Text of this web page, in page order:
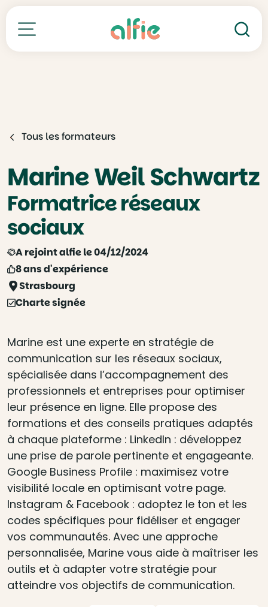
Toutes nos formations
Tous les formateurs
Marine Weil Schwartz
Formatrice réseaux
sociaux
A rejoint alfie le 04/12/2024
8 ans d'expérience
Strasbourg
Charte signée
Marine est une experte en stratégie de
communication sur les réseaux sociaux,
spécialisée dans l’accompagnement des
professionnels et entreprises pour optimiser
leur présence en ligne. Elle propose des
formations et des conseils pratiques adaptés
à chaque plateforme : LinkedIn : développez
une prise de parole pertinente et engageante.
Google Business Profile : maximisez votre
visibilité locale en optimisant votre page.
Instagram & Facebook : adoptez le ton et les
codes spécifiques pour fidéliser et engager
vos communautés. Avec une approche
personnalisée, Marine vous aide à maîtriser les
outils et à adapter votre stratégie pour
atteindre vos objectifs de communication.